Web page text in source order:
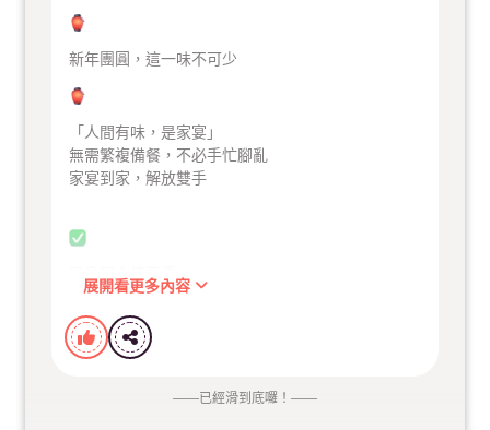
新年團圓，這一味不可少
「人間有味，是家宴」
無需繁複備餐，不必手忙腳亂
家宴到家，解放雙手
早鳥現金優惠價
取餐時間 早上10：00~10：30 下午16：00~16：30
展開看更多內容
——已經滑到底囉！ ——